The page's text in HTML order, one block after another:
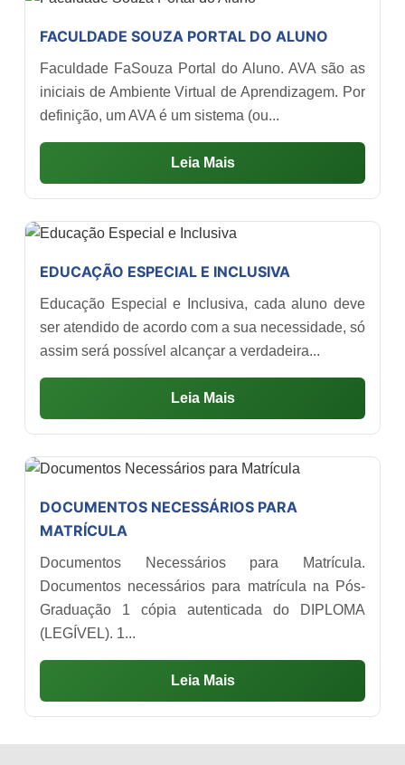
FACULDADE SOUZA PORTAL DO ALUNO
Faculdade FaSouza Portal do Aluno. AVA são as
iniciais de Ambiente Virtual de Aprendizagem. Por
definição, um AVA é um sistema (ou...
Leia Mais
EDUCAÇÃO ESPECIAL E INCLUSIVA
Educação Especial e Inclusiva, cada aluno deve
ser atendido de acordo com a sua necessidade, só
assim será possível alcançar a verdadeira...
Leia Mais
DOCUMENTOS NECESSÁRIOS PARA
MATRÍCULA
Documentos Necessários para Matrícula.
Documentos necessários para matrícula na Pós-
Graduação 1 cópia autenticada do DIPLOMA
(LEGÍVEL). 1...
Leia Mais